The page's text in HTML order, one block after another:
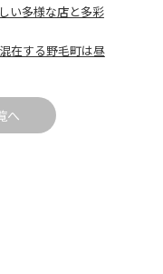
い多様な店と多彩
在する野毛町は昼
へ